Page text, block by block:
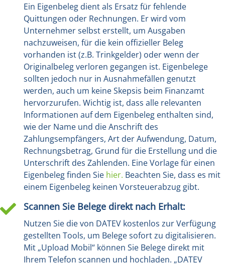
Ein Eigenbeleg dient als Ersatz für fehlende
Quittungen oder Rechnungen. Er wird vom
Unternehmer selbst erstellt, um Ausgaben
nachzuweisen, für die kein offizieller Beleg
vorhanden ist (z.B. Trinkgelder) oder wenn der
Originalbeleg verloren gegangen ist. Eigenbelege
sollten jedoch nur in Ausnahmefällen genutzt
werden, auch um keine Skepsis beim Finanzamt
hervorzurufen. Wichtig ist, dass alle relevanten
Informationen auf dem Eigenbeleg enthalten sind,
wie der Name und die Anschrift des
Zahlungsempfängers, Art der Aufwendung, Datum,
Rechnungsbetrag, Grund für die Erstellung und die
Unterschrift des Zahlenden. Eine Vorlage für einen
Eigenbeleg finden Sie hier. Beachten Sie, dass es mit
einem Eigenbeleg keinen Vorsteuerabzug gibt.
 Scannen Sie Belege direkt nach Erhalt:
Nutzen Sie die von DATEV kostenlos zur Verfügung
gestellten Tools, um Belege sofort zu digitalisieren.
Mit „Upload Mobil“ können Sie Belege direkt mit
Ihrem Telefon scannen und hochladen. „DATEV